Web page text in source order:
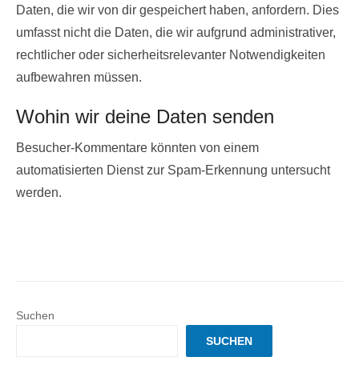
Daten, die wir von dir gespeichert haben, anfordern. Dies
umfasst nicht die Daten, die wir aufgrund administrativer,
rechtlicher oder sicherheitsrelevanter Notwendigkeiten
aufbewahren müssen.
Wohin wir deine Daten senden
Besucher-Kommentare könnten von einem
automatisierten Dienst zur Spam-Erkennung untersucht
werden.
Suchen
SUCHEN